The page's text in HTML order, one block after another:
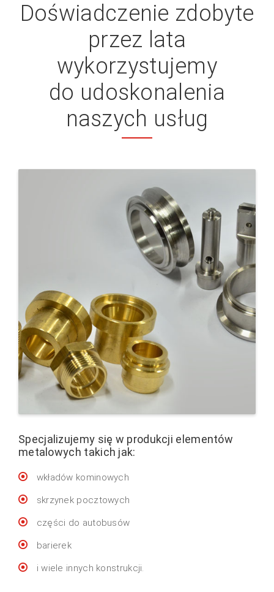
Doświadczenie zdobyte
przez lata
wykorzystujemy
do udoskonalenia
naszych usług
Specjalizujemy się w produkcji elementów
metalowych takich jak:
wkładów kominowych
skrzynek pocztowych
części do autobusów
barierek
i wiele innych konstrukcji.